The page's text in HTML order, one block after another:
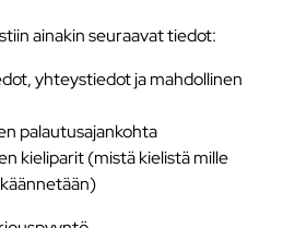
ainakin seuraavat tiedot:
yhteystiedot ja mahdollinen
palautusajankohta
kieliparit (mistä kielistä mille